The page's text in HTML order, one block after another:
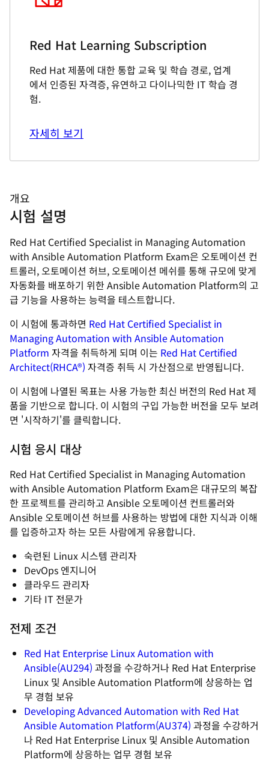
개요
시험 설명
Red Hat Certified Specialist in Managing Automation
with Ansible Automation Platform Exam은 오토메이션 컨
트롤러, 오토메이션 허브, 오토메이션 메쉬를 통해 규모에 맞게
자동화를 배포하기 위한 Ansible Automation Platform의 고
급 기능을 사용하는 능력을 테스트합니다.
이 시험에 통과하면 Red Hat Certified Specialist in
Managing Automation with Ansible Automation
Platform 자격을 취득하게 되며 이는 Red Hat Certified
Architect(RHCA®) 자격증 취득 시 가산점으로 반영됩니다.
이 시험에 나열된 목표는 사용 가능한 최신 버전의 Red Hat 제
품을 기반으로 합니다. 이 시험의 구입 가능한 버전을 모두 보려
면 '시작하기'를 클릭합니다.
시험 응시 대상
Red Hat Certified Specialist in Managing Automation
with Ansible Automation Platform Exam은 대규모의 복잡
한 프로젝트를 관리하고 Ansible 오토메이션 컨트롤러와
Ansible 오토메이션 허브를 사용하는 방법에 대한 지식과 이해
를 입증하고자 하는 모든 사람에게 유용합니다.
숙련된 Linux 시스템 관리자
DevOps 엔지니어
클라우드 관리자
기타 IT 전문가
전제 조건
Red Hat Enterprise Linux Automation with
Ansible(AU294) 과정을 수강하거나 Red Hat Enterprise
Linux 및 Ansible Automation Platform에 상응하는 업
무 경험 보유
Developing Advanced Automation with Red Hat
Ansible Automation Platform(AU374) 과정을 수강하거
나 Red Hat Enterprise Linux 및 Ansible Automation
Platform에 상응하는 업무 경험 보유
Red Hat Learning Subscription
Red Hat 제품에 대한 통합 교육 및 학습 경로, 업계
에서 인증된 자격증, 유연하고 다이나믹한 IT 학습 경
험.
자세히 보기